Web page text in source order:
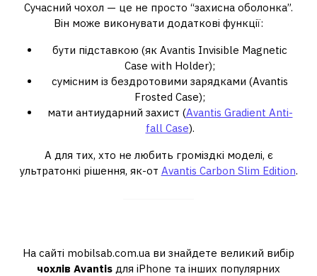
Сучасний чохол — це не просто “захисна оболонка”.
Він може виконувати додаткові функції:
бути підставкою (як Avantis Invisible Magnetic
Case with Holder);
сумісним із бездротовими зарядками (Avantis
Frosted Case);
мати антиударний захист (Avantis Gradient Anti-
fall Case).
А для тих, хто не любить громіздкі моделі, є
ультратонкі рішення, як-от Avantis Carbon Slim Edition.
На сайті mobilsab.com.ua ви знайдете великий вибір
чохлів Avantis для iPhone та інших популярних